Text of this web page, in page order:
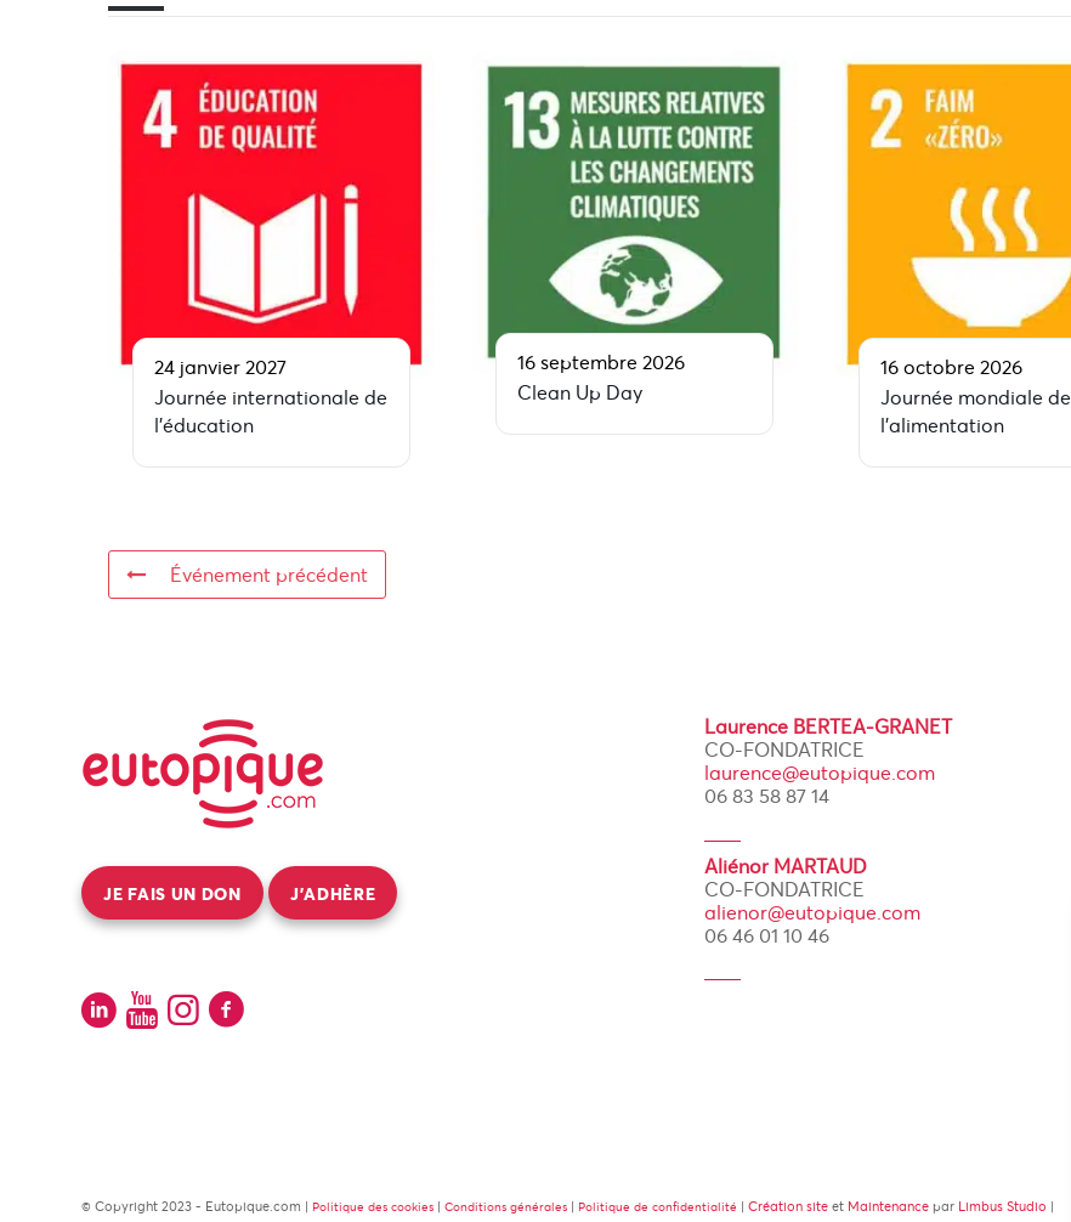
24 janvier 2027
Journée internationale de
l’éducation
16 septembre 2026
Clean Up Day
16 octobre 2026
Journée mondiale de
l’alimentation
Événement précédent
JE FAIS UN DON J’ADHÈRE
Laurence BERTEA-GRANET
CO-FONDATRICE
laurence@eutopique.com
06 83 58 87 14
Aliénor MARTAUD
CO-FONDATRICE
alienor@eutopique.com
06 46 01 10 46
© Copyright 2023 - Eutopique.com | Politique des cookies | Conditions générales | Politique de confidentialité | Création site et Maintenance par Limbus Studio |